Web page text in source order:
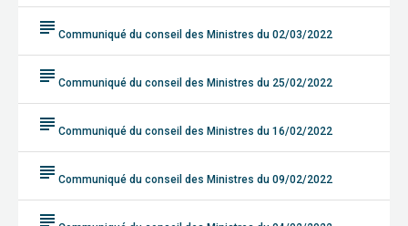
subject Communiqué du conseil des Ministres du 02/03/2022
subject Communiqué du conseil des Ministres du 25/02/2022
subject Communiqué du conseil des Ministres du 16/02/2022
subject Communiqué du conseil des Ministres du 09/02/2022
subject